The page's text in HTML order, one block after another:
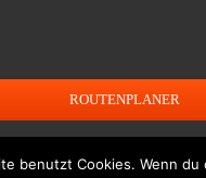
ROUTENPLANER
benutzt Cookies. Wenn